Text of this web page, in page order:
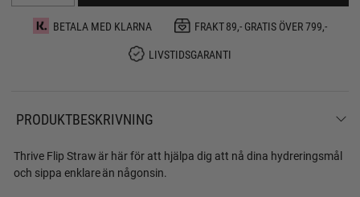
BETALA MED KLARNA
FRAKT 89,- GRATIS ÖVER 799,-
LIVSTIDSGARANTI
PRODUKTBESKRIVNING
Thrive Flip Straw är här för att hjälpa dig att nå dina hydreringsmål
och sippa enklare än någonsin.